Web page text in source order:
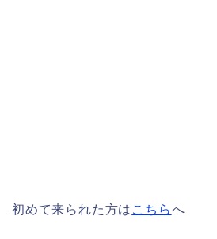
初めて来られた方は こちらへ